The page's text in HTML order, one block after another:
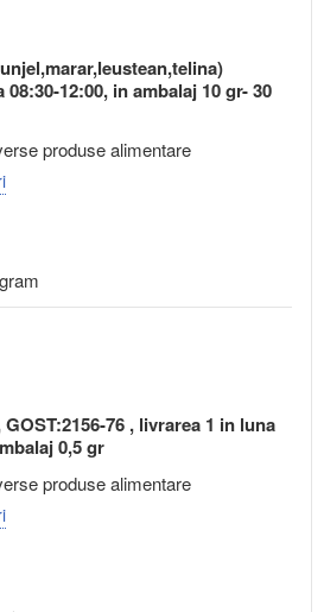
12:00, in ambalaj 10 gr- 30
produse alimentare
76 , livrarea 1 in luna
0,5 gr
produse alimentare